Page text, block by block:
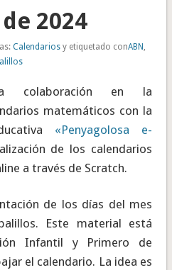
2024
Calendariosy etiquetado conABN ,
colaboración en la
matemáticos con la
«Penyagolosa e-
de los calendarios
a través de Scratch.
de los días del mes
Este material está
Infantil y Primero de
el calendario. La idea es